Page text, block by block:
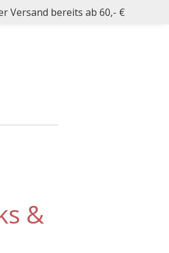
Versand bereits ab 60,- €
&